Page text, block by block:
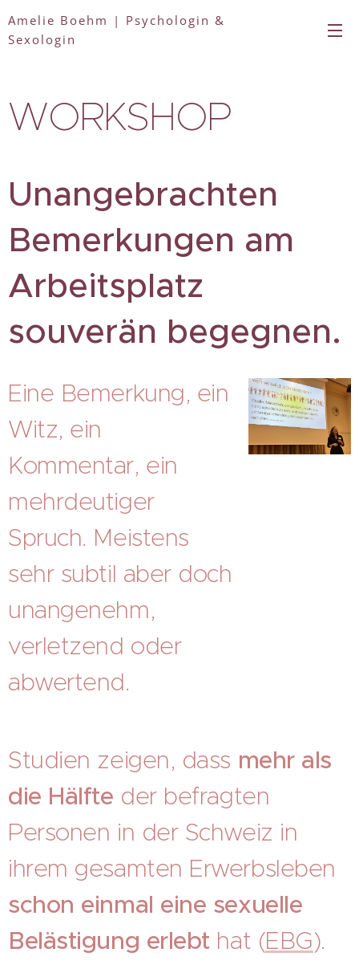
Amelie Boehm | Psychologin &
Sexologin
WORKSHOP
Unangebrachten
Bemerkungen am
Arbeitsplatz
souverän begegnen.
Eine Bemerkung, ein
Witz, ein
Kommentar, ein
mehrdeutiger
Spruch. Meistens
sehr subtil aber doch
unangenehm,
verletzend oder
abwertend.
Studien zeigen, dass mehr als
die Hälfte der befragten
Personen in der Schweiz in
ihrem gesamten Erwerbsleben
schon einmal eine sexuelle
Belästigung erlebthat (EBG).